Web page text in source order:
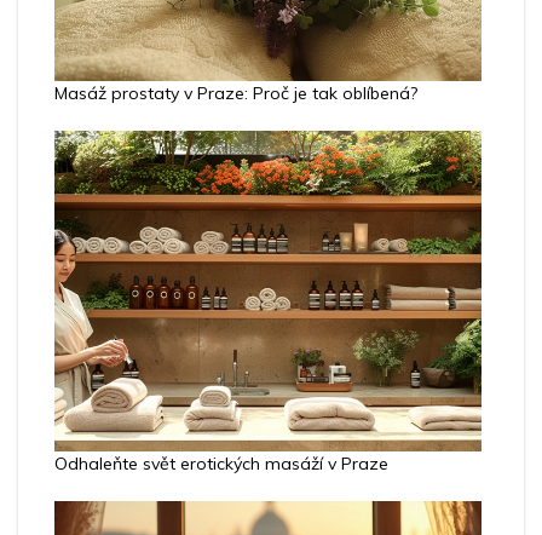
Masáž prostaty v Praze: Proč je tak oblíbená?
Odhaleňte svět erotických masáží v Praze